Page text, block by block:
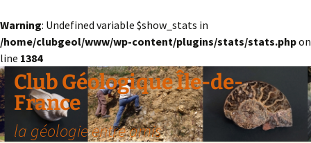
Warning: Undefined variable $show_stats in
/home/clubgeol/www/wp-content/plugins/stats/stats.phpon
line 1384
Aller
au
contenu
Club Géologique Île-de-
France
la géologie entre amis